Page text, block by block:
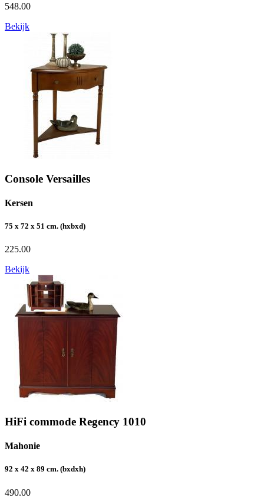
548.00
Bekijk
Console Versailles
Kersen
75 x 72 x 51 cm. (hxbxd)
225.00
Bekijk
HiFi commode Regency 1010
Mahonie
92 x 42 x 89 cm. (bxdxh)
490.00